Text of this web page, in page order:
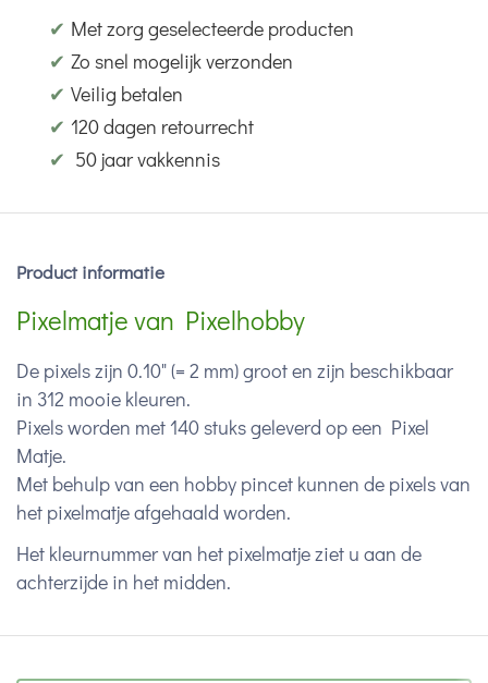
✔ Met zorg geselecteerde producten
✔ Zo snel mogelijk verzonden
✔ Veilig betalen
✔ 120 dagen retourrecht
✔ 50 jaar vakkennis
Product informatie
Pixelmatje van Pixelhobby
De pixels zijn 0.10" (= 2 mm) groot en zijn beschikbaar
in 312 mooie kleuren.
Pixels worden met 140 stuks geleverd op een Pixel
Matje.
Met behulp van een hobby pincet kunnen de pixels van
het pixelmatje afgehaald worden.
Het kleurnummer van het pixelmatje ziet u aan de
achterzijde in het midden.